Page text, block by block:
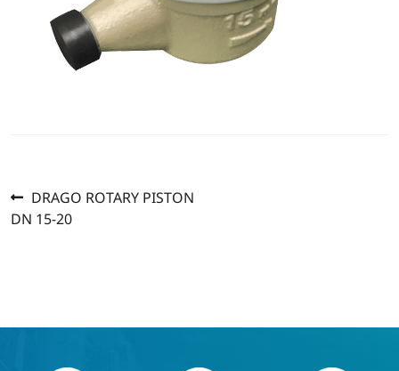
แนะแนว
เรื่อง
Previous
post:
DRAGO ROTARY PISTON
DN 15-20